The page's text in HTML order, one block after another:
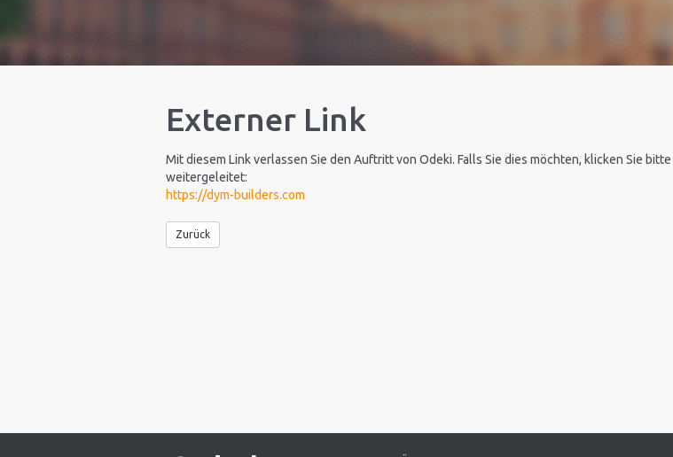
Externer Link
Mit diesem Link verlassen Sie den Auftritt von Odeki. Falls Sie dies möchten, klicken Sie
weitergeleitet:
https://dym-builders.com
Zurück